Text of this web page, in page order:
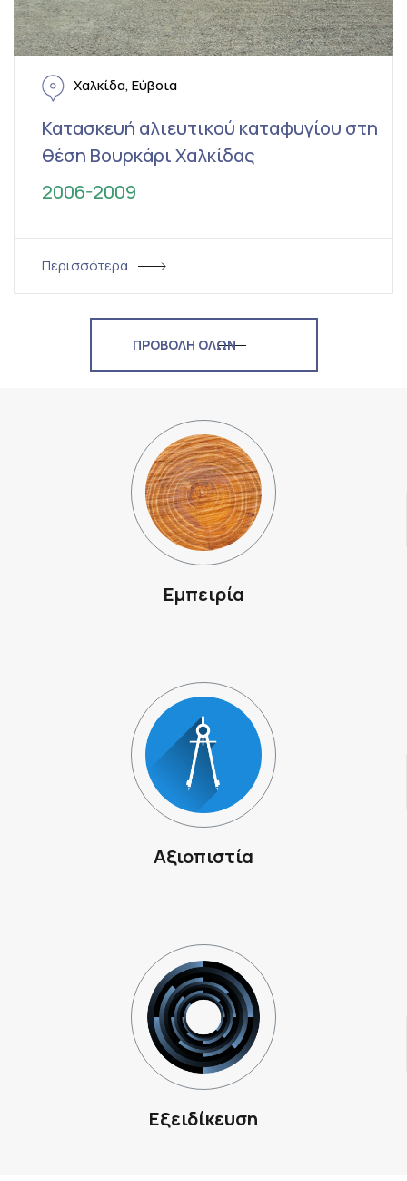
Χαλκίδα, Εύβοια
Κατασκευή αλιευτικού καταφυγίου στη
θέση Βουρκάρι Χαλκίδας
2006-2009
Περισσότερα
ΠΡΟΒΟΛΗ ΟΛΩΝ
Εμπειρία
Αξιοπιστία
Εξειδίκευση